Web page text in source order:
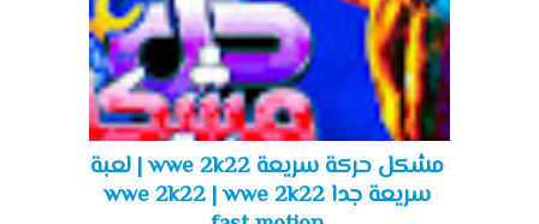
مشكل حركة سريعة wwe 2k22 | لعبة
سريعة جدا wwe 2k22 | wwe 2k22